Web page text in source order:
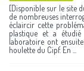
[Disponible sur le site
de nombreuses
éclaircir cette
plastique et a étudié
laboratoire ont
houlette du Cipf. En ...